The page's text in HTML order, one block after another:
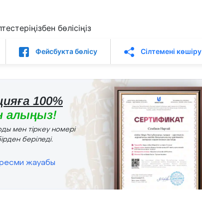
бөлісіңіз
Фейсбукта бөлісу Сілтемені көшіру
100%
алыңыз!
мен тіркеу номері
беріледі.
ресми жауабы